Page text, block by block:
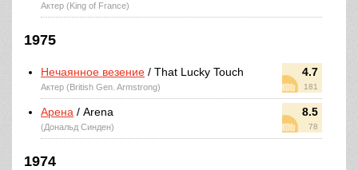
Актер (King of France)
1975
4.7
181
Нечаянное везение / That Lucky Touch
Актер (British Gen. Armstrong)
8.5
78
Арена / Arena
(Дональд Синден)
1974